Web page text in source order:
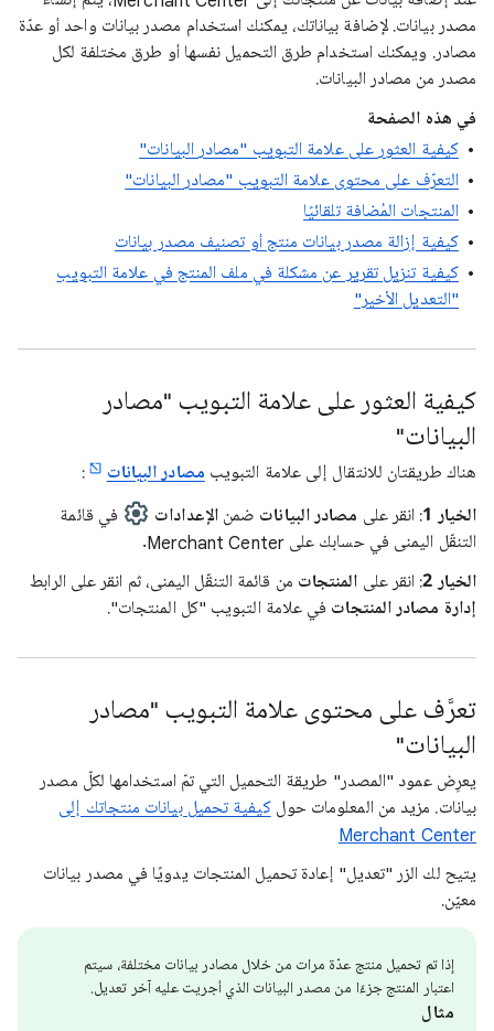
مصدر بيانات. لإضافة بياناتك، يمكنك استخدام مصدر بيانات واحد أو عدّة
مصادر. ويمكنك استخدام طرق التحميل نفسها أو طرق مختلفة لكل
مصدر من مصادر البيانات.
في هذه الصفحة
كيفية العثور على علامة التبويب "مصادر البيانات"
التعرّف على محتوى علامة التبويب "مصادر البيانات"
المنتجات المُضافة تلقائيًا
كيفية إزالة مصدر بيانات منتج أو تصنيف مصدر بيانات
كيفية تنزيل تقرير عن مشكلة في ملف المنتج في علامة التبويب
"التعديل الأخير"
كيفية العثور على علامة التبويب "مصادر
البيانات"
هناك طريقتان للانتقال إلى علامة التبويب مصادر البيانات
:
الخيار 1 : انقر على مصادر البيانات ضمنالإعدادات
في قائمة
التنقّل اليمنى في حسابك على Merchant Center.
الخيار 2 : انقر على المنتجات من قائمة التنقّل اليمنى، ثم انقر على الرابط
إدارة مصادر المنتجات في علامة التبويب "كل المنتجات".
تعرَّف على محتوى علامة التبويب "مصادر
البيانات"
يعرِض عمود "المصدر" طريقة التحميل التي تمّ استخدامها لكلّ مصدر
بيانات. مزيد من المعلومات حولكيفية تحميل بيانات منتجاتك إلى
Merchant Center
يتيح لك الزر "تعديل" إعادة تحميل المنتجات يدويًا في مصدر بيانات
معيّن.
إذا تم تحميل منتج عدّة مرات من خلال مصادر بيانات مختلفة، سيتم
اعتبار المنتج جزءًا من مصدر البيانات الذي أجريت عليه آخر تعديل.
مثال